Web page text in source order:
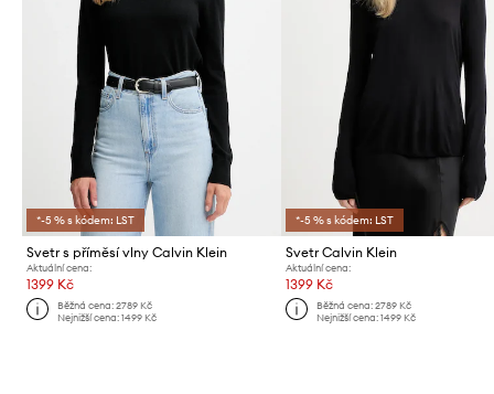
*-5 % s kódem: LST
Svetr s příměsí vlny Calvin Klein
Aktuální cena:
1399 Kč
Běžná cena:2789 Kč
Nejnižší cena:1499 Kč
*-5 % s kódem: LST
Svetr Calvin Klein
Aktuální cena:
1399 Kč
Běžná cena: 2789 Kč
Nejnižší cena: 1499 Kč